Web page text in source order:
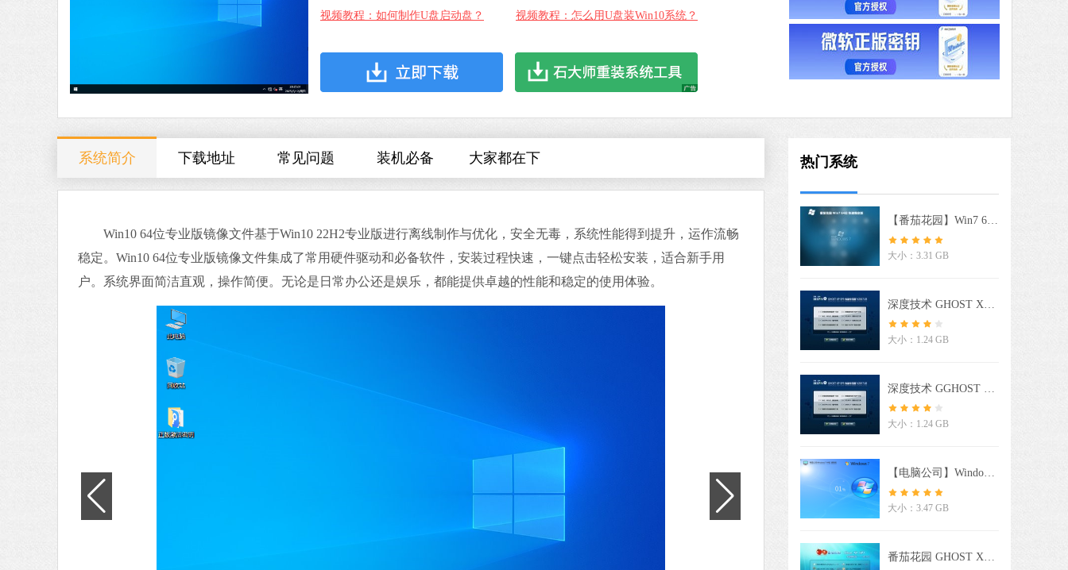
视频教程：如何制作U盘启动盘？ 视频教程：怎么用U盘装Win10系统？
系统简介 下载地址 常见问题 装机必备 大家都在下
Win10 64位专业版镜像文件基于Win10 22H2专业版进行离线制作与优化，安全无毒，系统性能得到提升，运作流畅
稳定。Win10 64位专业版镜像文件集成了常用硬件驱动和必备软件，安装过程快速，一键点击轻松安装，适合新手用
户。系统界面简洁直观，操作简便。无论是日常办公还是娱乐，都能提供卓越的性能和稳定的使用体验。
热门系统
【番茄花园】Win7 64位 快速稳定版
大小：3.31 GB
深度技术 GHOST XP SP3 电脑专用版 V2017.03
大小：1.24 GB
深度技术 GGHOST XP SP3 电脑专用版 V2017.02
大小：1.24 GB
【电脑公司】Windows7 64位 免费旗舰版
大小：3.47 GB
番茄花园 GHOST XP SP3 极速体验版 V2017.03
软件大小：228.30 MB
下载
爱奇艺
软件大小：197.79 MB
软件语言：简体中文
下载
下载
驱动人生